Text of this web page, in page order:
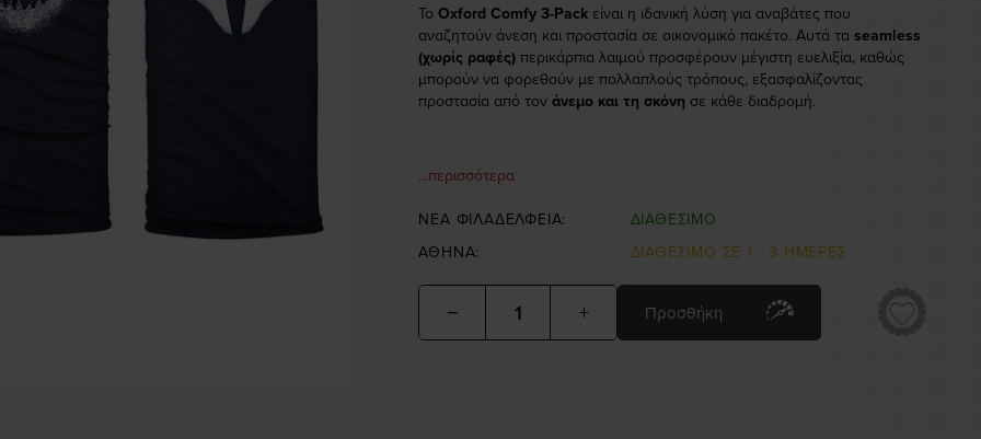
ΤοOxford Comfy 3-Pack είναι η ιδανική λύση για αναβάτες που
αναζητούν άνεση και προστασία σε οικονομικό πακέτο. Αυτά ταseamless
(χωρίς ραφές) περικάρπια λαιμού προσφέρουν μέγιστη ευελιξία, καθώς
μπορούν να φορεθούν με πολλαπλούς τρόπους, εξασφαλίζοντας
προστασία από τονάνεμο και τη σκόνη σε κάθε διαδρομή.
...περισσότερα
ΝΕΑ ΦΙΛΑΔΕΛΦΕΙΑ:
ΔΙΑΘΕΣΙΜΟ
ΑΘΗΝΑ:
ΔΙΑΘΕΣΙΜΟ ΣΕ 1 - 3 ΗΜΕΡΕΣ
− + Προσθήκη